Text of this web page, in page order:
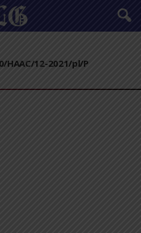
HAAC/12-2021/pl/P